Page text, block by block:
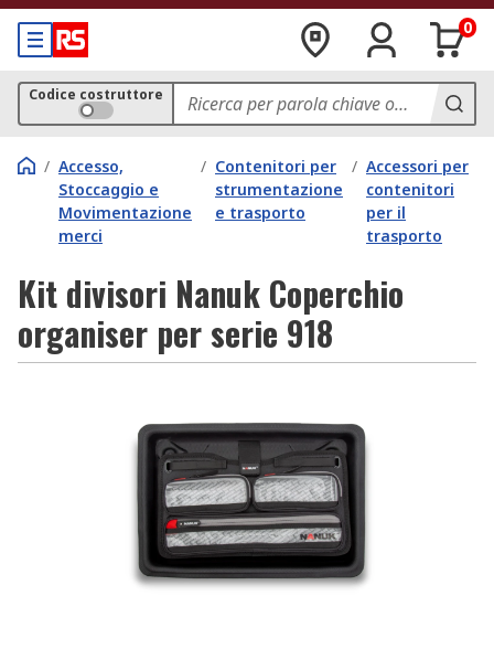
0
Codice costruttore
/ Accesso,
Stoccaggio e
Movimentazione
merci
/ Contenitori per
strumentazione
e trasporto
/ Accessori per
contenitori
per il
trasporto
Kit divisori Nanuk Coperchio
organiser per serie 918